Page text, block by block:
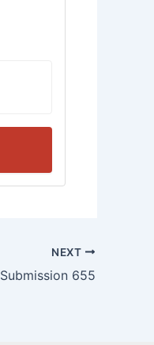
NEXT
Submission 655